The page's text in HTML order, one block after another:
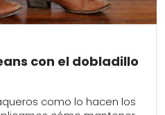
con el dobladillo
como lo hacen los